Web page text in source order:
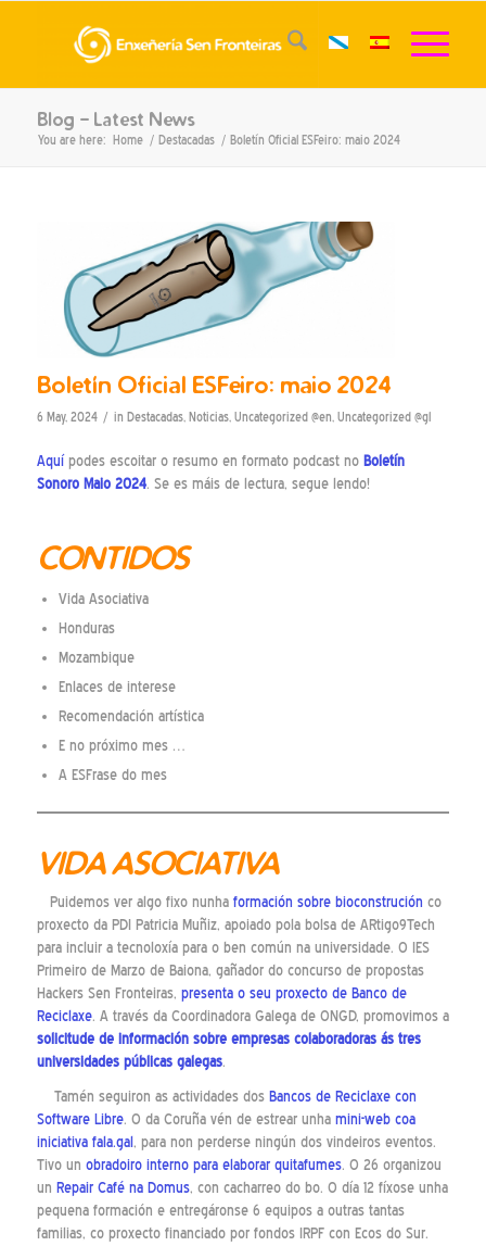
Blog - Latest News
You are here: Home / Destacadas / Boletín Oficial ESFeiro: maio 2024
Boletín Oficial ESFeiro: maio 2024
6 May, 2024 / in Destacadas, Noticias, Uncategorized @en, Uncategorized @gl
Aquípodes escoitar o resumo en formato podcast no Boletín
Sonoro Maio 2024. Se es máis de lectura, segue lendo!
CONTIDOS
Vida Asociativa
Honduras
Mozambique
Enlaces de interese
Recomendación artística
E no próximo mes …
A ESFrase do mes
VIDA ASOCIATIVA
Puidemos ver algo fixo nunha formación sobre bioconstrución co
proxecto da PDI Patricia Muñiz, apoiado pola bolsa de ARtigo9Tech
para incluir a tecnoloxía para o ben común na universidade. O IES
Primeiro de Marzo de Baiona, gañador do concurso de propostas
Hackers Sen Fronteiras, presenta o seu proxecto de Banco de
Reciclaxe. A través da Coordinadora Galega de ONGD, promovimos a
solicitude de información sobre empresas colaboradoras ás tres
universidades públicas galegas.
Tamén seguiron as actividades dosBancos de Reciclaxe con
Software Libre. O da Coruña vén de estrear unha mini-web coa
iniciativa fala.gal , para non perderse ningún dos vindeiros eventos.
Tivo un obradoiro interno para elaborar quitafumes. O 26 organizou
un Repair Café na Domus, con cacharreo do bo. O día 12 fíxose unha
pequena formación e entregáronse 6 equipos a outras tantas
familias, co proxecto financiado por fondos IRPF con Ecos do Sur.